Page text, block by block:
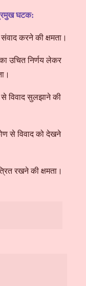
घटक:
करने की क्षमता।
उचित निर्णय लेकर
विवाद सुलझाने की
से विवाद को देखने
रखने की क्षमता।